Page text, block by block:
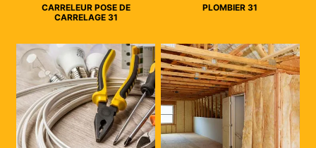
CARRELEUR POSE DE
CARRELAGE 31
PLOMBIER 31